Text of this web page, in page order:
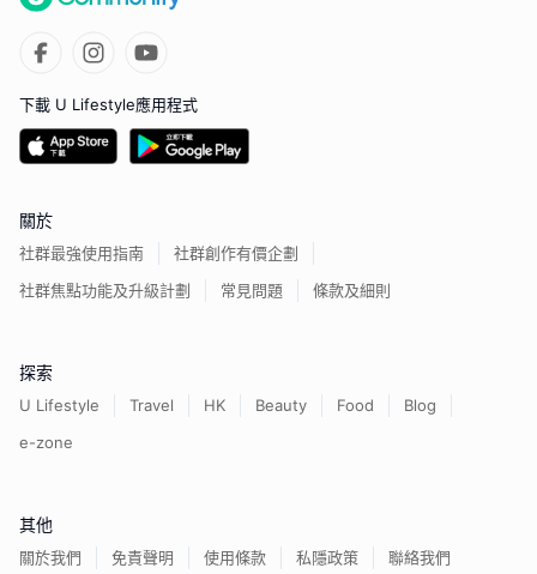
下載 U Lifestyle應用程式
關於
社群最強使用指南
社群創作有價企劃
社群焦點功能及升級計劃
常見問題 條款及細則
探索
U Lifestyle Travel HK Beauty Food
Blog
e-zone
其他
關於我們 免責聲明 使用條款 私隱政策 聯絡我們